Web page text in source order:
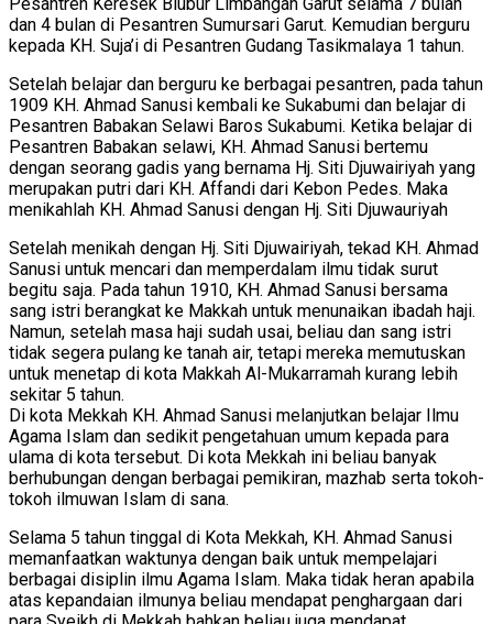
dan 4 bulan di Pesantren Sumursari Garut. Kemudian berguru
kepada KH. Suja’i di Pesantren Gudang Tasikmalaya 1 tahun.
Setelah belajar dan berguru ke berbagai pesantren, pada tahun
1909 KH. Ahmad Sanusi kembali ke Sukabumi dan belajar di
Pesantren Babakan Selawi Baros Sukabumi. Ketika belajar di
Pesantren Babakan selawi, KH. Ahmad Sanusi bertemu
dengan seorang gadis yang bernama Hj. Siti Djuwairiyah yang
merupakan putri dari KH. Affandi dari Kebon Pedes. Maka
menikahlah KH. Ahmad Sanusi dengan Hj. Siti Djuwauriyah
Setelah menikah dengan Hj. Siti Djuwairiyah, tekad KH. Ahmad
Sanusi untuk mencari dan memperdalam ilmu tidak surut
begitu saja. Pada tahun 1910, KH. Ahmad Sanusi bersama
sang istri berangkat ke Makkah untuk menunaikan ibadah haji.
Namun, setelah masa haji sudah usai, beliau dan sang istri
tidak segera pulang ke tanah air, tetapi mereka memutuskan
untuk menetap di kota Makkah Al-Mukarramah kurang lebih
sekitar 5 tahun.
Di kota Mekkah KH. Ahmad Sanusi melanjutkan belajar Ilmu
Agama Islam dan sedikit pengetahuan umum kepada para
ulama di kota tersebut. Di kota Mekkah ini beliau banyak
berhubungan dengan berbagai pemikiran, mazhab serta tokoh-
tokoh ilmuwan Islam di sana.
Selama 5 tahun tinggal di Kota Mekkah, KH. Ahmad Sanusi
memanfaatkan waktunya dengan baik untuk mempelajari
berbagai disiplin ilmu Agama Islam. Maka tidak heran apabila
atas kepandaian ilmunya beliau mendapat penghargaan dari